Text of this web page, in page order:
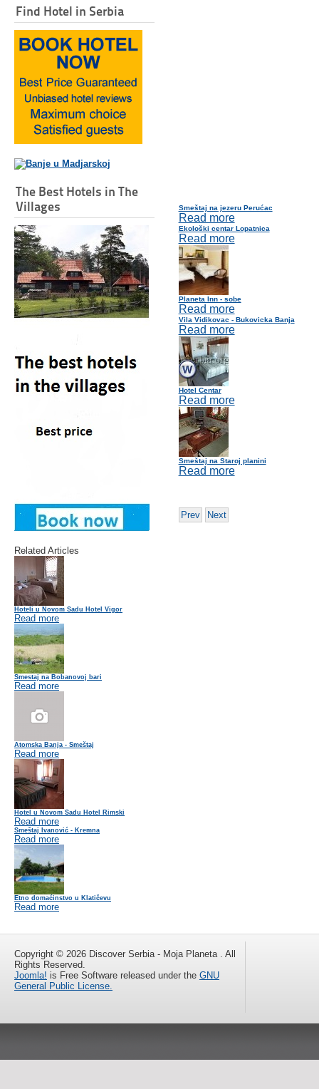
Find Hotel in Serbia
The Best Hotels in The
Villages
Related Articles
Hoteli u Novom Sadu Hotel Vigor
Read more
Smestaj na Bobanovoj bari
Read more
Atomska Banja - Smeštaj
Read more
Hotel u Novom Sadu Hotel Rimski
Read more
Smeštaj Ivanović - Kremna
Read more
Etno domaćinstvo u Klatičevu
Read more
Smeštaj na jezeru Perućac
Read more
Ekološki centar Lopatnica
Read more
Planeta Inn - sobe
Read more
Vila Vidikovac - Bukovicka Banja
Read more
Hotel Centar
Read more
Smeštaj na Staroj planini
Read more
Prev Next
Copyright © 2026 Discover Serbia - Moja Planeta . All
Rights Reserved.
Joomla! is Free Software released under the GNU
General Public License.